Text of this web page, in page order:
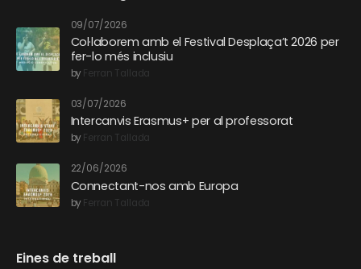
09/07/2026
Col·laborem amb el Festival Desplaça’t 2026 per
fer-lo més inclusiu
byFerran Tallada
03/07/2026
Intercanvis Erasmus+ per al professorat
byFerran Tallada
22/06/2026
Connectant-nos amb Europa
byFerran Tallada
Eines de treball